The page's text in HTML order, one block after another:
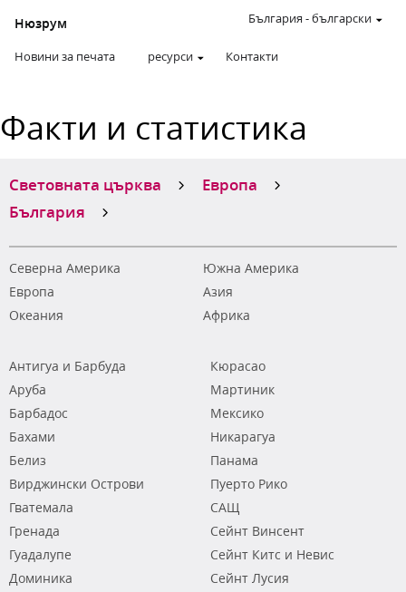
Нюзрум
Новини за печата ресурси Контакти
България -български
Факти и статистика
Световната църква
Европа
България
Северна Америка
Южна Америка
Европа
Азия
Океания
Африка
Антигуа и Барбуда
Аруба
Барбадос
Бахами
Белиз
Вирджински Острови
Гватемала
Гренада
Гуадалупе
Доминика
Кюрасао
Мартиник
Мексико
Никарагуа
Панама
Пуерто Рико
САЩ
Сейнт Винсент
Сейнт Китс и Невис
Сейнт Лусия